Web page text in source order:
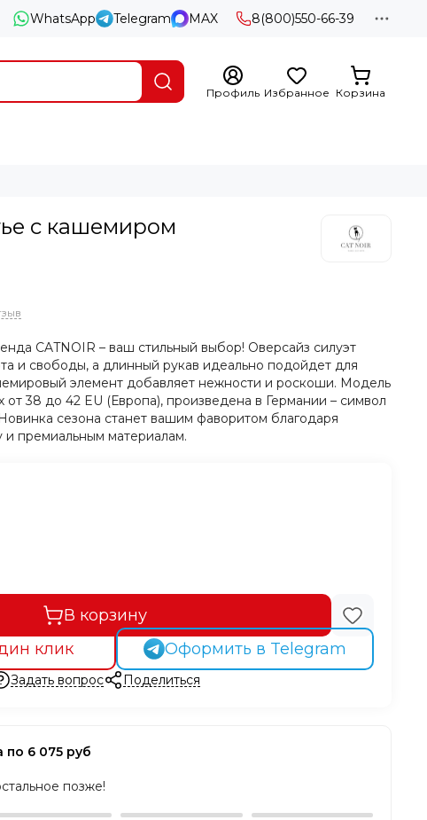
WhatsApp Telegram MAX 8(800)550-66-39
Профиль Избранное Корзина
с кашемиром
CATNOIR – ваш стильный выбор! Оверсайз силуэт
и свободы, а длинный рукав идеально подойдет для
элемент добавляет нежности и роскоши. Модель
от 38 до 42 EU (Европа), произведена в Германии – символ
сезона станет вашим фаворитом благодаря
и премиальным материалам.
В корзину
клик
Оформить в Telegram
Задать вопрос Поделиться
по 6 075 руб
позже!